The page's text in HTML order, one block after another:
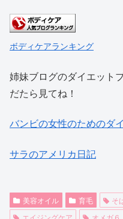
ボディケアランキング
姉妹ブログのダイエット
だたら見てね！
バンビの女性のためのダ
サラのアメリカ日記
美容オイル 育毛 そ
エイジングケア
オメガ６